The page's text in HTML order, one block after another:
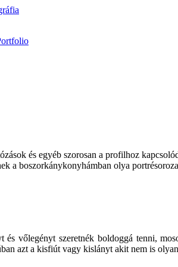
és egyéb szorosan a profilhoz
a boszorkánykonyhámban olya
és vőlegényt szeretnék boldoggá tenni,
azt a kisfiút vagy kislányt akit nem is